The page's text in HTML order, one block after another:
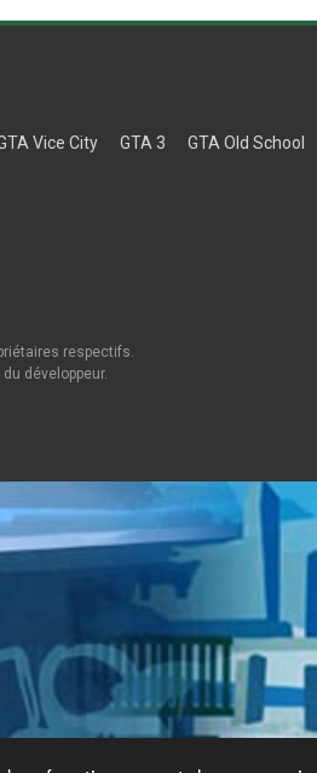
Vice City GTA 3 GTA Old School
respectifs.
développeur.